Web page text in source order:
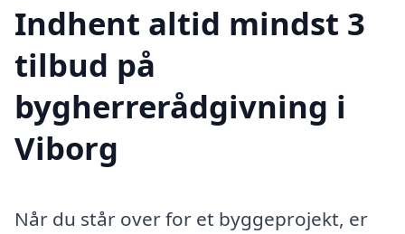
Indhent altid mindst 3
tilbud på
bygherrerådgivning i
Viborg
Når du står over for et byggeprojekt, er